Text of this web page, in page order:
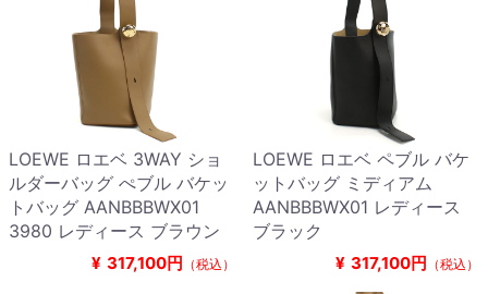
LOEWE ロエベ 3WAY ショ
ルダーバッグ ぺブル バケッ
トバッグ AANBBBWX01
3980 レディース ブラウン
¥ 317,100円 （税込）
LOEWE ロエベ ペブル バケ
ットバッグ ミディアム
AANBBBWX01 レディース
ブラック
¥ 317,100円 （税込）